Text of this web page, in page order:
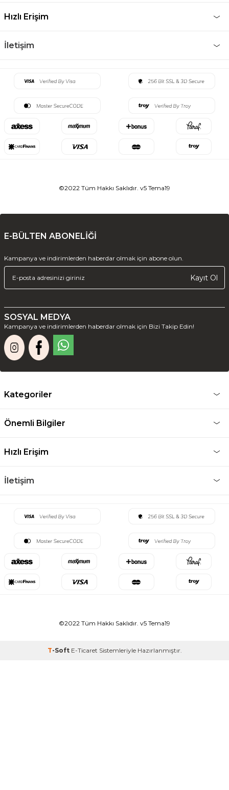
Hızlı Erişim
İletişim
©2022 Tüm Hakkı Saklıdır. v5 Tema19
E-BÜLTEN ABONELİĞİ
Kampanya ve indirimlerden haberdar olmak için abone olun.
Kayıt Ol
SOSYAL MEDYA
Kampanya ve indirimlerden haberdar olmak için Bizi Takip Edin!
Kategoriler
Önemli Bilgiler
Hızlı Erişim
İletişim
©2022 Tüm Hakkı Saklıdır. v5 Tema19
T-Soft E-Ticaret Sistemleriyle Hazırlanmıştır.